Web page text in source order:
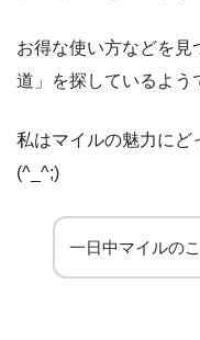
お得な使い方などを見
道」を探しているよう
私はマイルの魅力にど
(^_^;)
一日中マイルの